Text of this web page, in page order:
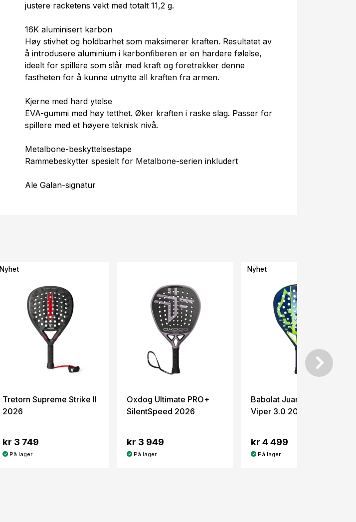
justere racketens vekt med totalt 11,2 g.
16K aluminisert karbon
Høy stivhet og holdbarhet som maksimerer kraften. Resultatet av
å introdusere aluminium i karbonfiberen er en hardere følelse,
ideelt for spillere som slår med kraft og foretrekker denne
fastheten for å kunne utnytte all kraften fra armen.
Kjerne med hard ytelse
EVA-gummi med høy tetthet. Øker kraften i raske slag. Passer for
spillere med et høyere teknisk nivå.
Metalbone-beskyttelsestape
Rammebeskytter spesielt for Metalbone-serien inkludert
Ale Galan-signatur
Nyhet
Tretorn Supreme Strike II
2026
kr 3 749
På lager
Oxdog Ultimate PRO+
SilentSpeed 2026
kr 3 949
På lager
Nyhet
Babolat Juan Lebrón
Viper 3.0 2026
kr 4 499
På lager